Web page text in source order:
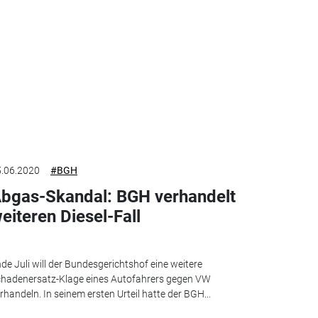
#BGH
Skandal: BGH verhandelt
Diesel-Fall
Juli will der Bundesgerichtshof eine weitere
Klage eines Autofahrers gegen VW
In seinem ersten Urteil hatte der BGH...